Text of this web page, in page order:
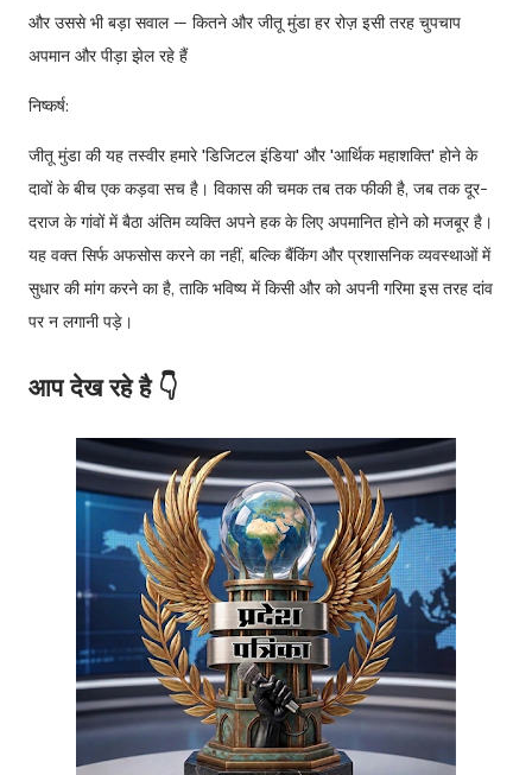
और उससे भी बड़ा सवाल — कितने और जीतू मुंडा हर रोज़ इसी तरह चुपचाप
अपमान और पीड़ा झेल रहे हैं
निष्कर्ष:
जीतू मुंडा की यह तस्वीर हमारे 'डिजिटल इंडिया' और 'आर्थिक महाशक्ति' होने के
दावों के बीच एक कड़वा सच है। विकास की चमक तब तक फीकी है, जब तक दूर-
दराज के गांवों में बैठा अंतिम व्यक्ति अपने हक के लिए अपमानित होने को मजबूर है।
यह वक्त सिर्फ अफसोस करने का नहीं, बल्कि बैंकिंग और प्रशासनिक व्यवस्थाओं में
सुधार की मांग करने का है, ताकि भविष्य में किसी और को अपनी गरिमा इस तरह दांव
पर न लगानी पड़े।
आप देख रहे है 👇